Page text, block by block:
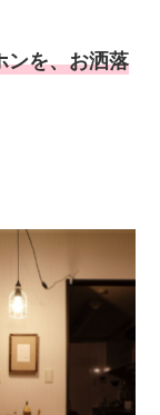
ンを、お洒落